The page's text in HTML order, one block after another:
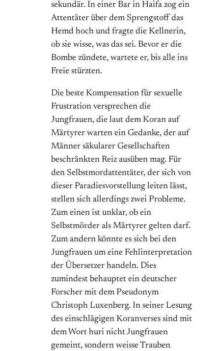
sekundär. In einer Bar in Haifa zog ein
Attentäter über dem Sprengstoff das
Hemd hoch und fragte die Kellnerin,
ob sie wisse, was das sei. Bevor er die
Bombe zündete, wartete er, bis alle ins
Freie stürzten.
Die beste Kompensation für sexuelle
Frustration versprechen die
Jungfrauen, die laut dem Koran auf
Märtyrer warten ein Gedanke, der auf
Männer säkularer Gesellschaften
beschränkten Reiz ausüben mag. Für
den Selbstmordattentäter, der sich von
dieser Paradiesvorstellung leiten lässt,
stellen sich allerdings zwei Probleme.
Zum einen ist unklar, ob ein
Selbstmörder als Märtyrer gelten darf.
Zum andern könnte es sich bei den
Jungfrauen um eine Fehlinterpretation
der Übersetzer handeln. Dies
zumindest behauptet ein deutscher
Forscher mit dem Pseudonym
Christoph Luxenberg. In seiner Lesung
des einschlägigen Koranverses sind mit
dem Wort huri nicht Jungfrauen
gemeint, sondern weisse Trauben